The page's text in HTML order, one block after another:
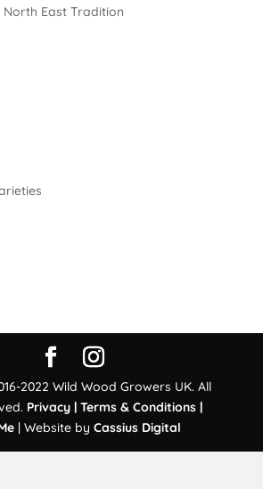
North East Tradition
2022 Wild Wood Growers UK. All
Privacy | Terms & Conditions |
| Website by Cassius Digital